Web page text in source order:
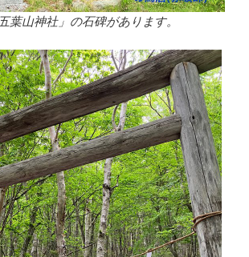
葉山神社」の石碑があります。